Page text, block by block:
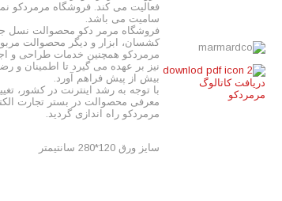
دریافت کاتالوگ
مرمردکو
فعالیت می کند. فروشگاه مرمردکو
سامیت می باشد.
کشسان، ابزار و دیگر محصوالت
مرمردکو همچنین خدمات طراحی و
نیز بر عهده می گیرد تا اطمینان و
بیش از پیش فراهم آورد.
با توجه به رشد اینترنت در کشور،
معرفی محصوالت در بستر تجارت
مرمردکو راه اندازی گردید.
سایز ورق 120*280 سانتیمتر